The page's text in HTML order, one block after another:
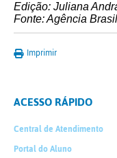
Edição: Juliana
Fonte: Agência
Imprimir
ACESSO RÁPIDO
Central de Atendimento
Portal do Aluno